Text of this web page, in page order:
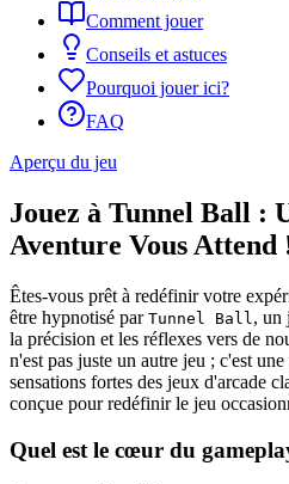
Comment jouer
Conseils et astuces
Pourquoi jouer ici?
FAQ
Aperçu du jeu
Jouez à Tunnel Ball :
Aventure Vous Attend
Êtes-vous prêt à redéfinir votre
être hypnotisé par Tunnel Ball , un
la précision et les réflexes vers de
n'est pas juste un autre jeu ; c'est
sensations fortes des jeux d'arcade
conçue pour redéfinir le jeu
Quel est le cœur du